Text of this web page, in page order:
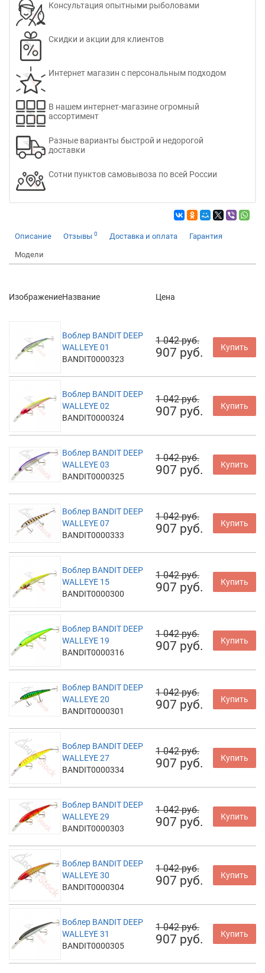
Консультация опытными рыболовами
Скидки и акции для клиентов
Интернет магазин с персональным подходом
В нашем интернет-магазине огромный
ассортимент
Разные варианты быстрой и недорогой
доставки
Сотни пунктов самовывоза по всей России
Описание Отзывы 0 Доставка и оплата Гарантия
Модели
ИзображениеНазвание Цена
Воблер BANDIT DEEP
WALLEYE 01
BANDIT0000323
1 042 руб.
907 руб. Купить
Воблер BANDIT DEEP
WALLEYE 02
BANDIT0000324
1 042 руб.
907 руб. Купить
Воблер BANDIT DEEP
WALLEYE 03
BANDIT0000325
1 042 руб.
907 руб. Купить
Воблер BANDIT DEEP
WALLEYE 07
BANDIT0000333
1 042 руб.
907 руб. Купить
Воблер BANDIT DEEP
WALLEYE 15
BANDIT0000300
1 042 руб.
907 руб. Купить
Воблер BANDIT DEEP
WALLEYE 19
BANDIT0000316
1 042 руб.
907 руб. Купить
Воблер BANDIT DEEP
WALLEYE 20
BANDIT0000301
1 042 руб.
907 руб. Купить
Воблер BANDIT DEEP
WALLEYE 27
BANDIT0000334
1 042 руб.
907 руб. Купить
Воблер BANDIT DEEP
WALLEYE 29
BANDIT0000303
1 042 руб.
907 руб. Купить
Воблер BANDIT DEEP
WALLEYE 30
BANDIT0000304
1 042 руб.
907 руб. Купить
Воблер BANDIT DEEP
WALLEYE 31
BANDIT0000305
1 042 руб.
907 руб. Купить